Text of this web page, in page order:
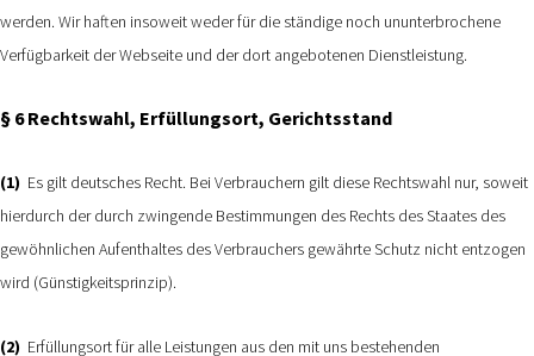
werden. Wir haften insoweit weder für die ständige noch ununterbrochene
Verfügbarkeit der Webseite und der dort angebotenen Dienstleistung.
§ 6 Rechtswahl, Erfüllungsort, Gerichtsstand
(1) Es gilt deutsches Recht. Bei Verbrauchern gilt diese Rechtswahl nur, soweit
hierdurch der durch zwingende Bestimmungen des Rechts des Staates des
gewöhnlichen Aufenthaltes des Verbrauchers gewährte Schutz nicht entzogen
wird (Günstigkeitsprinzip).
(2) Erfüllungsort für alle Leistungen aus den mit uns bestehenden